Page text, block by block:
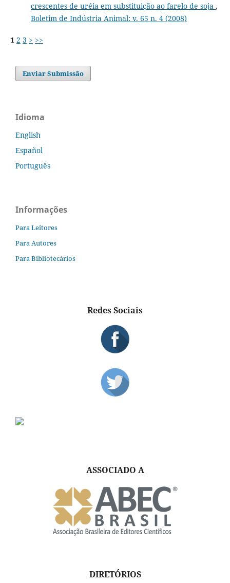
crescentes de uréia em substituição ao farelo de soja ,
Boletim de Indústria Animal: v. 65 n. 4 (2008)
1 2 3 > >>
Enviar Submissão
Idioma
English
Español
Português
Informações
Para Leitores
Para Autores
Para Bibliotecários
Redes Sociais
ASSOCIADO A
DIRETÓRIOS